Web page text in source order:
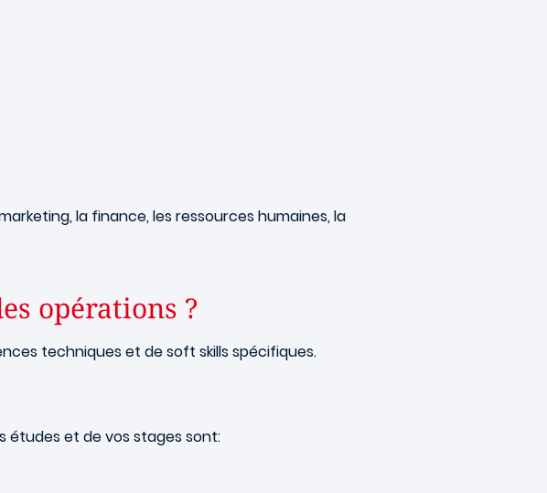
la finance, les ressources humaines, la
opérations ?
techniques et de soft skills spécifiques.
études et de vos stages sont: